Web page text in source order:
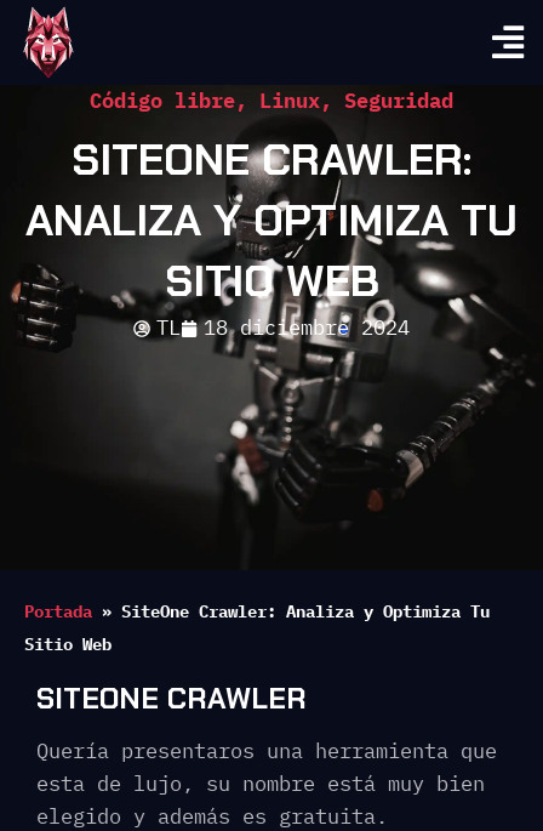
Código libre, Linux, Seguridad
SITEONE CRAWLER:
ANALIZA Y OPTIMIZA TU
SITIO WEB
TL 18 diciembre 2024
Portada » SiteOne Crawler: Analiza y Optimiza Tu
Sitio Web
SITEONE CRAWLER
Quería presentaros una herramienta que
esta de lujo, su nombre está muy bien
elegido y además es gratuita.